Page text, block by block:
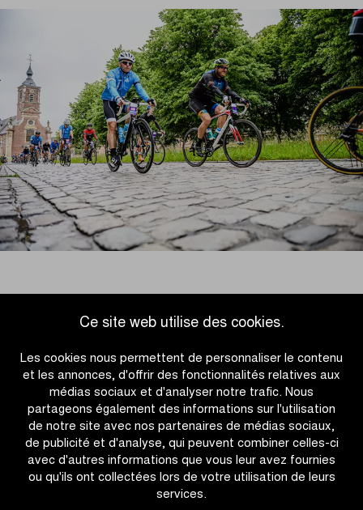
Ce site web utilise des cookies.
Les cookies nous permettent de personnaliser le contenu
et les annonces, d'offrir des fonctionnalités relatives aux
médias sociaux et d'analyser notre trafic. Nous
partageons également des informations sur l'utilisation
de notre site avec nos partenaires de médias sociaux,
de publicité et d'analyse, qui peuvent combiner celles-ci
avec d'autres informations que vous leur avez fournies
ou qu'ils ont collectées lors de votre utilisation de leurs
services.